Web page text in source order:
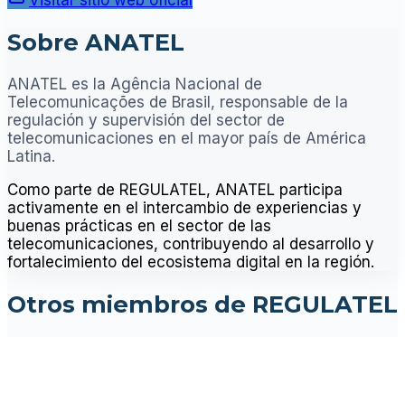
Sobre ANATEL
ANATEL es la Agência Nacional de
Telecomunicações de Brasil, responsable de la
regulación y supervisión del sector de
telecomunicaciones en el mayor país de América
Latina.
Como parte de REGULATEL, ANATEL participa
activamente en el intercambio de experiencias y
buenas prácticas en el sector de las
telecomunicaciones, contribuyendo al desarrollo y
fortalecimiento del ecosistema digital en la región.
Otros miembros de REGULATEL